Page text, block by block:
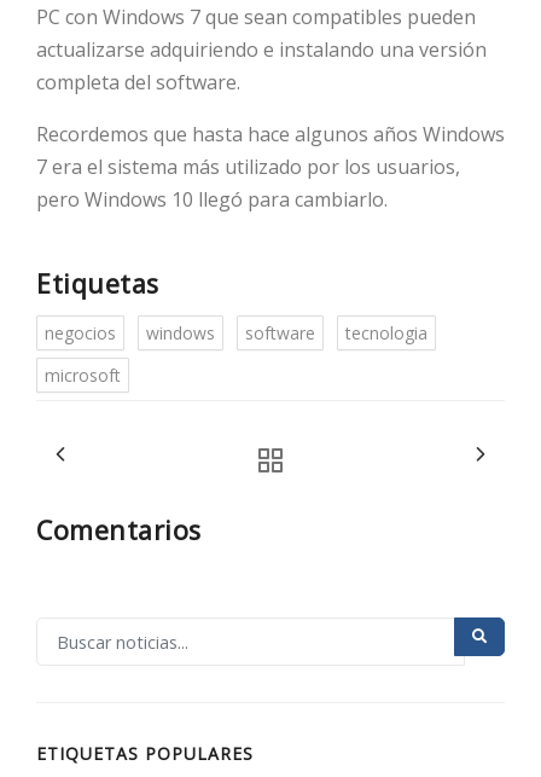
PC con Windows 7 que sean compatibles pueden
actualizarse adquiriendo e instalando una versión
completa del software.
Recordemos que hasta hace algunos años Windows
7 era el sistema más utilizado por los usuarios,
pero Windows 10 llegó para cambiarlo.
Etiquetas
negocios windows software
tecnologia
microsoft
Comentarios
ETIQUETAS POPULARES